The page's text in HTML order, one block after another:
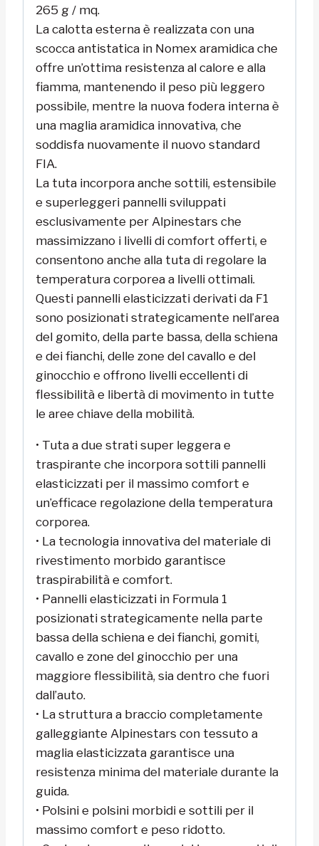
265 g / mq.
La calotta esterna è realizzata con una
scocca antistatica in Nomex aramidica che
offre un’ottima resistenza al calore e alla
fiamma, mantenendo il peso più leggero
possibile, mentre la nuova fodera interna è
una maglia aramidica innovativa, che
soddisfa nuovamente il nuovo standard
FIA.
La tuta incorpora anche sottili, estensibile
e superleggeri pannelli sviluppati
esclusivamente per Alpinestars che
massimizzano i livelli di comfort offerti, e
consentono anche alla tuta di regolare la
temperatura corporea a livelli ottimali.
Questi pannelli elasticizzati derivati da F1
sono posizionati strategicamente nell’area
del gomito, della parte bassa, della schiena
e dei fianchi, delle zone del cavallo e del
ginocchio e offrono livelli eccellenti di
flessibilità e libertà di movimento in tutte
le aree chiave della mobilità.
• Tuta a due strati super leggera e
traspirante che incorpora sottili pannelli
elasticizzati per il massimo comfort e
un’efficace regolazione della temperatura
corporea.
• La tecnologia innovativa del materiale di
rivestimento morbido garantisce
traspirabilità e comfort.
• Pannelli elasticizzati in Formula 1
posizionati strategicamente nella parte
bassa della schiena e dei fianchi, gomiti,
cavallo e zone del ginocchio per una
maggiore flessibilità, sia dentro che fuori
dall’auto.
• La struttura a braccio completamente
galleggiante Alpinestars con tessuto a
maglia elasticizzata garantisce una
resistenza minima del materiale durante la
guida.
• Polsini e polsini morbidi e sottili per il
massimo comfort e peso ridotto.